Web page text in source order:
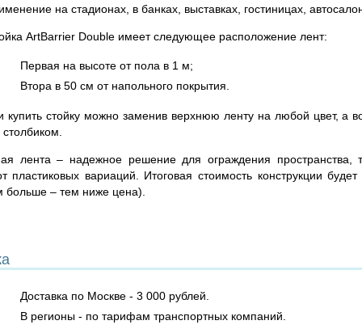
на стадионах, в банках, выставках, гостиницах,
ArtBarrier Double имеет следующее расположение лент:
Первая на высоте от пола в 1 м;
Втора в 50 см от напольного покрытия.
купить стойку можно заменив верхнюю ленту на любой цвет, а
лента – надежное решение для ограждения
пластиковых вариаций. Итоговая стоимость конструкции
больше – тем ниже цена).
Доставка по Москве - 3 000 рублей.
В регионы - по тарифам транспортных компаний.